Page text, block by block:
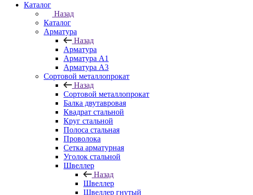
Каталог
Назад
Каталог
Арматура
Назад
Арматура
Арматура A1
Арматура А3
Сортовой металлопрокат
Назад
Сортовой металлопрокат
Балка двутавровая
Квадрат стальной
Круг стальной
Полоса стальная
Проволока
Сетка арматурная
Уголок стальной
Швеллер
Назад
Швеллер
Швеллер гнутый